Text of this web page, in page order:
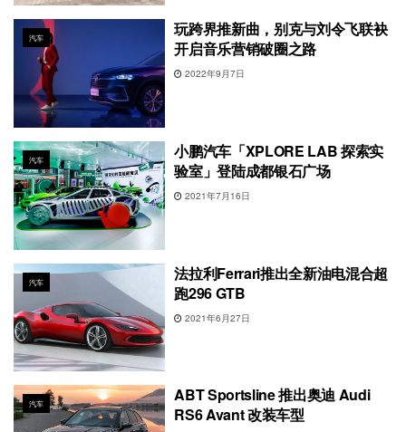
汽车
玩跨界推新曲，别克与刘令飞联袂
开启音乐营销破圈之路
2022年9月7日
汽车
小鹏汽车「XPLORE LAB 探索实
验室」登陆成都银石广场
2021年7月16日
汽车
法拉利Ferrari推出全新油电混合超
跑296 GTB
2021年6月27日
汽车
ABT Sportsline 推出奥迪 Audi
RS6 Avant 改装车型